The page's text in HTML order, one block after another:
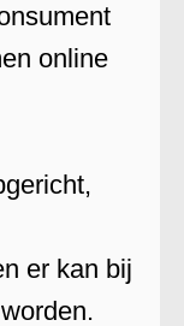
online
er kan bij